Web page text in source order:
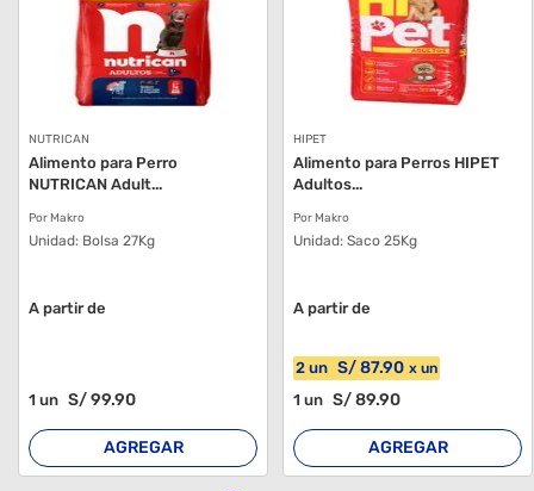
NUTRICAN
Alimento para Perro
NUTRICAN Adult...
Por Makro
Unidad: Bolsa 27Kg
A partir de
1 un S/99.90
AGREGAR
HIPET
Alimento para Perros HIPET
Adultos...
Por Makro
Unidad: Saco 25Kg
A partir de
2 un S/87.90 x un
1 un S/89.90
AGREGAR